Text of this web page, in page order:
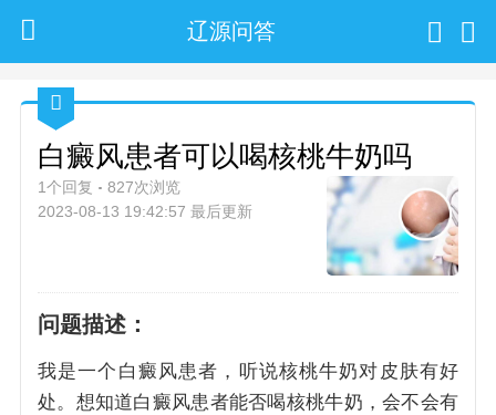
辽源问答
白癜风患者可以喝核桃牛奶吗
1个回复
827次浏览
2023-08-13 19:42:57 最后更新
问题描述：
我是一个白癜风患者，听说核桃牛奶对皮肤有好
处。想知道白癜风患者能否喝核桃牛奶，会不会有